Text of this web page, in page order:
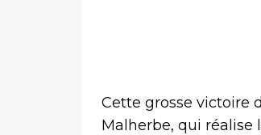
Cette grosse victoire
Malherbe, qui réalise